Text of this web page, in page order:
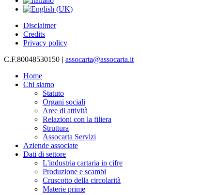
Disclaimer
Credits
Privacy policy
C.F.80048530150 | assocarta@assocarta.it
Home
Chi siamo
Statuto
Organi sociali
Aree di attività
Relazioni con la filiera
Struttura
Assocarta Servizi
Aziende associate
Dati di settore
L'industria cartaria in cifre
Produzione e scambi
Cruscotto della circolarità
Materie prime